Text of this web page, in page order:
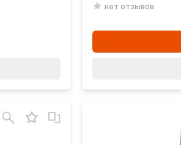
нет отзывов